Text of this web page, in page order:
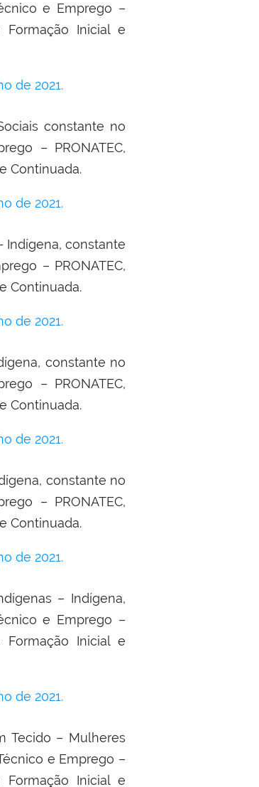
e Emprego –
Formação Inicial e
de 2021.
constante no
– PRONATEC,
Continuada.
de 2021.
Indígena, constante
– PRONATEC,
Continuada.
de 2021.
constante no
– PRONATEC,
Continuada.
de 2021.
constante no
– PRONATEC,
Continuada.
de 2021.
– Indígena,
e Emprego –
Formação Inicial e
de 2021.
Tecido – Mulheres
e Emprego –
Formação Inicial e